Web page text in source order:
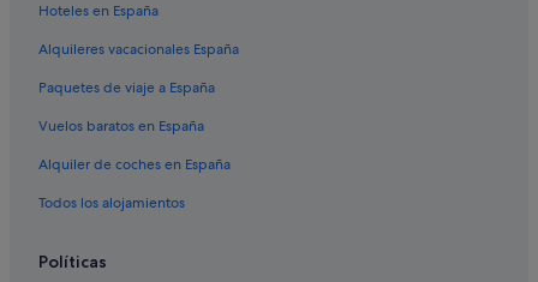
Hoteles en España
Alquileres vacacionales España
Paquetes de viaje a España
Vuelos baratos en España
Alquiler de coches en España
Todos los alojamientos
Políticas